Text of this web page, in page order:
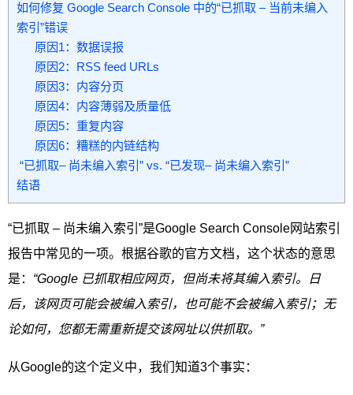
如何修复 Google Search Console 中的“已抓取 – 当前未编入
索引”错误
原因1：数据误报
原因2：RSS feed URLs
原因3：内容分页
原因4：内容薄弱及质量低
原因5：重复内容
原因6：糟糕的内链结构
“已抓取– 尚未编入索引” vs. “已发现– 尚未编入索引”
结语
“已抓取 – 尚未编入索引”是Google Search Console网站索引
报告中常见的一项。根据谷歌的官方文档，这个状态的意思
是： “Google 已抓取相应网页，但尚未将其编入索引。日
后，该网页可能会被编入索引，也可能不会被编入索引；无
论如何，您都无需重新提交该网址以供抓取。”
从Google的这个定义中，我们知道3个事实：